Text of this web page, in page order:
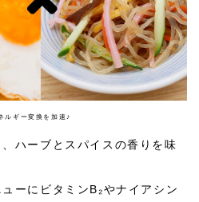
ルギー変換を加速♪
ハーブとスパイスの香りを味
ーにビタミンB₂やナイアシン